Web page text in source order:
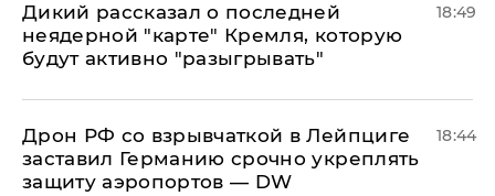
Дикий рассказал о последней
неядерной "карте" Кремля, которую
будут активно "разыгрывать"
18:49
​Дрон РФ со взрывчаткой в Лейпциге
заставил Германию срочно укреплять
защиту аэропортов — DW
18:44